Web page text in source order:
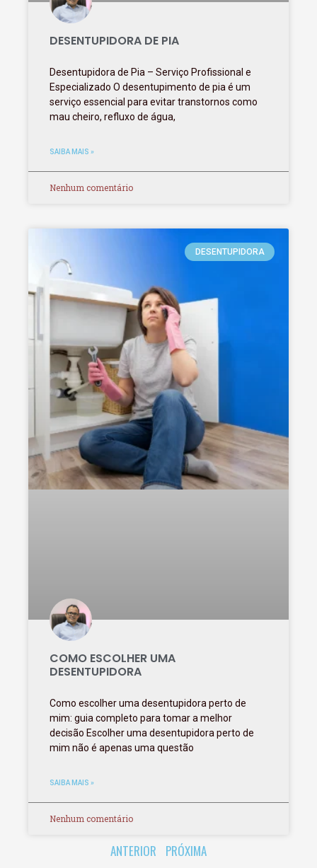
DESENTUPIDORA DE PIA
Desentupidora de Pia – Serviço Profissional e
Especializado O desentupimento de pia é um
serviço essencial para evitar transtornos como
mau cheiro, refluxo de água,
SAIBA MAIS »
Nenhum comentário
DESENTUPIDORA
COMO ESCOLHER UMA
DESENTUPIDORA
Como escolher uma desentupidora perto de
mim: guia completo para tomar a melhor
decisão Escolher uma desentupidora perto de
mim não é apenas uma questão
SAIBA MAIS »
Nenhum comentário
ANTERIOR PRÓXIMA